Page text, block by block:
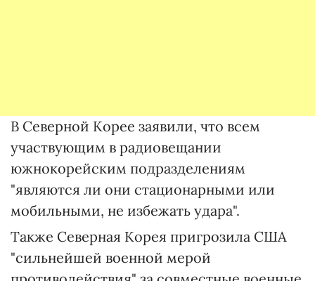
В Северной Корее заявили, что всем
участвующим в радиовещании
южнокорейским подразделениям
"являются ли они стационарными или
мобильными, не избежать удара".
Также Северная Корея пригрозила США
"сильнейшей военной мерой